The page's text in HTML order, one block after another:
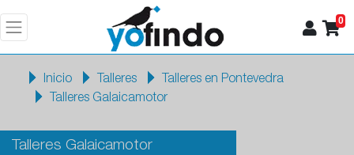
0
Inicio Talleres
Talleres en Pontevedra
Talleres Galaicamotor
Talleres Galaicamotor